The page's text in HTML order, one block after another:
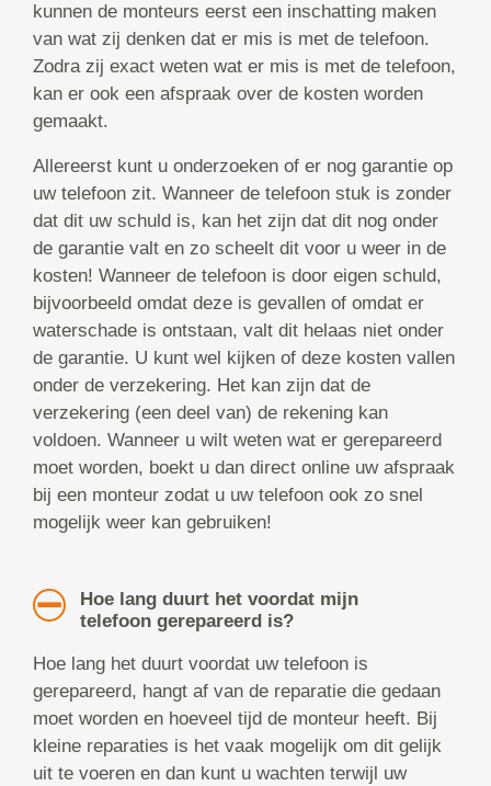
kunnen de monteurs eerst een inschatting maken
van wat zij denken dat er mis is met de telefoon.
Zodra zij exact weten wat er mis is met de telefoon,
kan er ook een afspraak over de kosten worden
gemaakt.
Allereerst kunt u onderzoeken of er nog garantie op
uw telefoon zit. Wanneer de telefoon stuk is zonder
dat dit uw schuld is, kan het zijn dat dit nog onder
de garantie valt en zo scheelt dit voor u weer in de
kosten! Wanneer de telefoon is door eigen schuld,
bijvoorbeeld omdat deze is gevallen of omdat er
waterschade is ontstaan, valt dit helaas niet onder
de garantie. U kunt wel kijken of deze kosten vallen
onder de verzekering. Het kan zijn dat de
verzekering (een deel van) de rekening kan
voldoen. Wanneer u wilt weten wat er gerepareerd
moet worden, boekt u dan direct online uw afspraak
bij een monteur zodat u uw telefoon ook zo snel
mogelijk weer kan gebruiken!
Hoe lang duurt het voordat mijn
telefoon gerepareerd is?
Hoe lang het duurt voordat uw telefoon is
gerepareerd, hangt af van de reparatie die gedaan
moet worden en hoeveel tijd de monteur heeft. Bij
kleine reparaties is het vaak mogelijk om dit gelijk
uit te voeren en dan kunt u wachten terwijl uw